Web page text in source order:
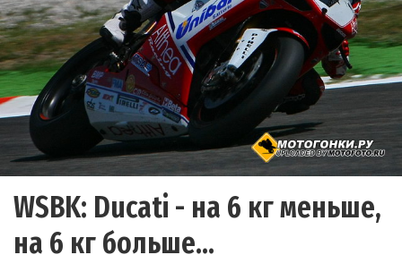
WSBK: Ducati - на 6 кг меньше,
на 6 кг больше...